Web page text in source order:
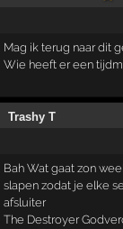
Mag ik terug naar dit
Wie heeft er een
Trashy T
Bah Wat gaat zon
slapen zodat je elke
afsluiter
The Destroyer